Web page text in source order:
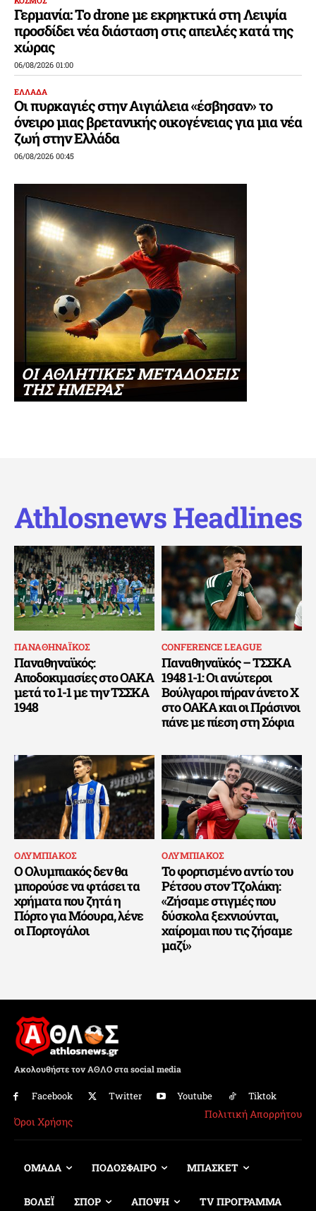
Γερμανία: Το drone με εκρηκτικά στη Λειψία
προσδίδει νέα διάσταση στις απειλές κατά της
χώρας
06/08/2026 01:00
ΕΛΛΑΔΑ
Οι πυρκαγιές στην Αιγιάλεια «έσβησαν» το
όνειρο μιας βρετανικής οικογένειας για μια νέα
ζωή στην Ελλάδα
06/08/2026 00:45
ΟΙ ΑΘΛΗΤΙΚΕΣ ΜΕΤΑΔΟΣΕΙΣ
ΤΗΣ ΗΜΕΡΑΣ
Athlosnews Headlines
ΠΑΝΑΘΗΝΑΪΚΟΣ
Παναθηναϊκός:
Αποδοκιμασίες στο ΟΑΚΑ
μετά το 1-1 με την ΤΣΣΚΑ
1948
CONFERENCE LEAGUE
Παναθηναϊκός – ΤΣΣΚΑ
1948 1-1: Οι ανώτεροι
Βούλγαροι πήραν άνετο Χ
στο ΟΑΚΑ και οι Πράσινοι
πάνε με πίεση στη Σόφια
ΟΛΥΜΠΙΑΚΟΣ
Ο Ολυμπιακός δεν θα
μπορούσε να φτάσει τα
χρήματα που ζητά η
Πόρτο για Μόουρα, λένε
οι Πορτογάλοι
ΟΛΥΜΠΙΑΚΟΣ
Το φορτισμένο αντίο του
Ρέτσου στον Τζολάκη:
«Ζήσαμε στιγμές που
δύσκολα ξεχνιούνται,
χαίρομαι που τις ζήσαμε
μαζί»
Ακολουθήστε τον ΑΘΛΟ στα social media
Facebook Twitter Youtube Tiktok
Όροι Χρήσης
Πολιτική Απορρήτου
ΟΜΑΔΑ ΠΟΔΟΣΦΑΙΡΟ ΜΠΑΣΚΕΤ
ΒΟΛΕΪ ΣΠΟΡ ΑΠΟΨΗ TV ΠΡΟΓΡΑΜΜΑ